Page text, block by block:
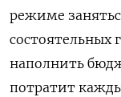
режиме
наполнить
потратит